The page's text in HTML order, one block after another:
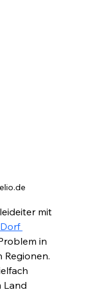
mit
in
Regionen.
Land